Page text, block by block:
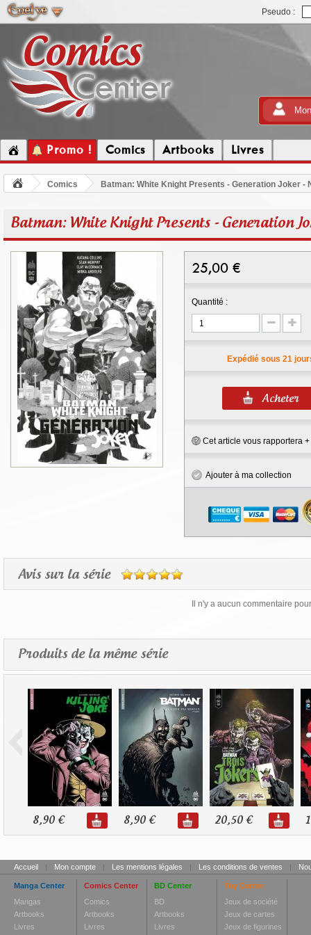
Pseudo :
Promo ! Comics Artbooks Livres
Comics Batman: White Knight Presents - Generation Joker -
Batman: White Knight Presents - Generation
25,00 €
Quantité :
Expédié sous 21
Cet article vous rapportera +
Ajouter à ma collection
Avis sur la série
Il n'y a aucun commentaire
Produits de la même série
8,90 € 8,90 € 20,50 €
Accueil | Mon compte | Les mentions légales | Les conditions de ventes |
Manga Center
Mangas
Artbooks
Livres
Comics Center
Comics
Artbooks
Livres
BD Center
BD
Artbooks
Livres
Toy Center
Jeux de société
Jeux de cartes
Jeux de figurines